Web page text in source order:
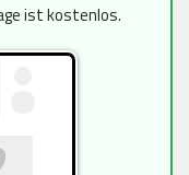
ist kostenlos.